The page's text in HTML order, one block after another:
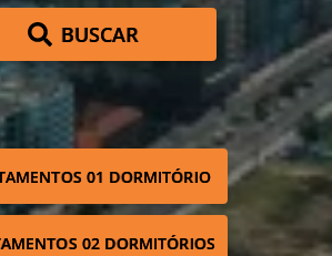
BUSCAR
01 DORMITÓRIO
02 DORMITÓRIOS